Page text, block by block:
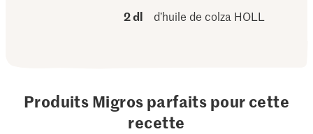
2 dl
d’huile de colza HOLL
Produits Migros parfaits pour cette
recette